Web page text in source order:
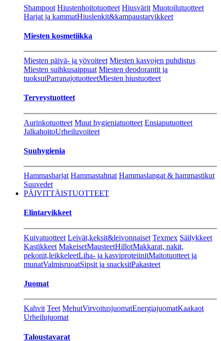
Shampoot Hiustenhoitotuotteet Hiusvärit Muotoilutuotteet
Harjat ja kammatHiuslenkit&kampaustarvikkeet
Miesten kosmetiikka
Miesten päivä- ja yövoiteet Miesten kasvojen puhdistus
Miesten suihkusaippuat Miesten deodorantit ja
tuoksutParranajotuotteetMiesten hiustuotteet
Terveystuotteet
Aurinkotuotteet Muut hygieniatuotteet Ensiaputuotteet
JalkahoitoUrheiluvoiteet
Suuhygienia
Hammasharjat Hammastahnat Hammaslangat & hammastikut
Suuvedet
PÄIVITTÄISTUOTTEET
Elintarvikkeet
Kuivatuotteet Leivät,keksit&leivonnaiset Texmex Säilykkeet
Kastikkeet MakeisetMausteetHillotMakkarat, nakit,
pekonit,leikkeleetLiha- ja kasviproteiinitMaitotuotteet ja
munatValmisruoatSipsit ja snacksitPakasteet
Juomat
Kahvit Teet MehutVirvoitusjuomatEnergiajuomatKaakaot
Urheilujuomat
Taloustavarat